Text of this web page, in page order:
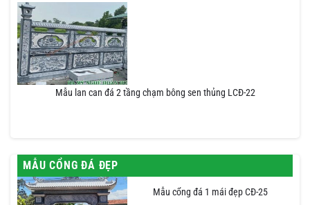
Mẫu lan can đá 2 tầng chạm bông sen thủng LCĐ-22
MẪU CỔNG ĐÁ ĐẸP
Mẫu cổng đá 1 mái đẹp CĐ-25